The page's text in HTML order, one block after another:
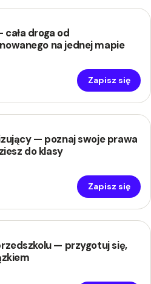
droga od
na jednej mapie
Zapisz się
— poznaj swoje prawa
do klasy
Zapisz się
— przygotuj się,